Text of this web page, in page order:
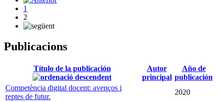
1
2
Publicacions
Título de la publicación
Autor
principal
Año de
publicación
Competència digital docent: avenços i
reptes de futur.
2020